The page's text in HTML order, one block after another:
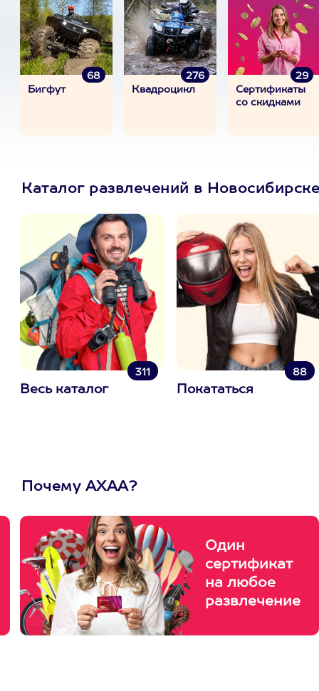
68
Бигфут
276
Квадроцикл
29
Сертификаты
со скидками
Каталог развлечений в Новосибирске
311
Весь каталог
88
Покататься
Почему АХАА?
Один
сертификат
на любое
развлечение